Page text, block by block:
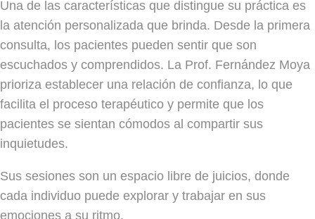
Una de las características que distingue su práctica es
la atención personalizada que brinda. Desde la primera
consulta, los pacientes pueden sentir que son
escuchados y comprendidos. La Prof. Fernández Moya
prioriza establecer una relación de confianza, lo que
facilita el proceso terapéutico y permite que los
pacientes se sientan cómodos al compartir sus
inquietudes.
Sus sesiones son un espacio libre de juicios, donde
cada individuo puede explorar y trabajar en sus
emociones a su ritmo.